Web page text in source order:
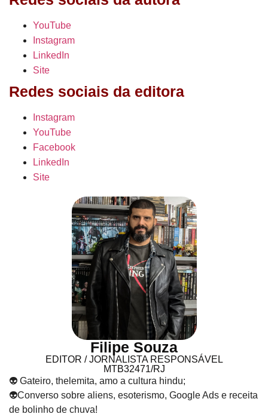
YouTube
Instagram
LinkedIn
Site
Redes sociais da editora
Instagram
YouTube
Facebook
LinkedIn
Site
Filipe Souza
EDITOR / JORNALISTA RESPONSÁVEL
MTB32471/RJ
👽 Gateiro, thelemita, amo a cultura hindu;
👽Converso sobre aliens, esoterismo, Google Ads e receita
de bolinho de chuva!